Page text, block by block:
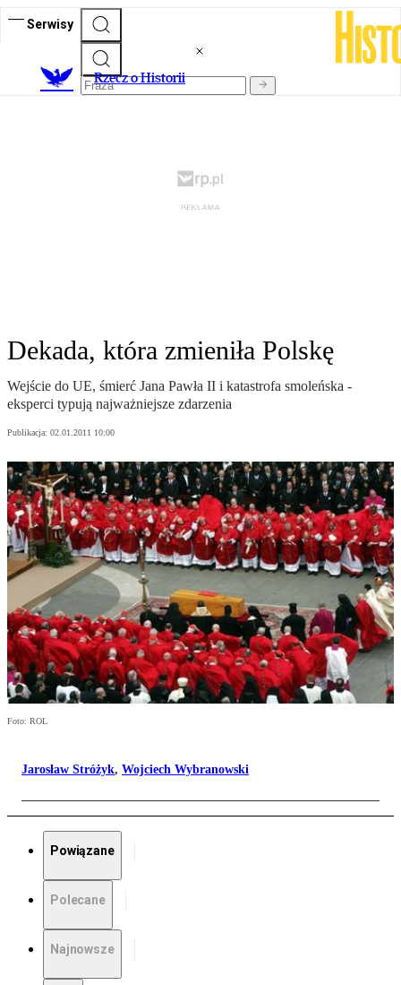
Serwisy
Rzecz o Historii
Dekada, która zmieniła Polskę
Wejście do UE, śmierć Jana Pawła II i katastrofa smoleńska -
eksperci typują najważniejsze zdarzenia
Publikacja: 02.01.2011 10:00
Foto: ROL
Jarosław Stróżyk, Wojciech Wybranowski
Powiązane
Polecane
Najnowsze